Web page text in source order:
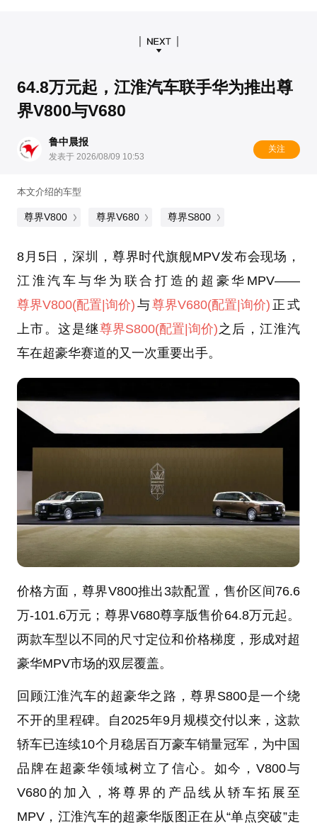
64.8万元起，江淮汽车联手华为推出尊
界V800与V680
鲁中晨报
发表于 2026/08/09 10:53
关注
本文介绍的车型
尊界V800 尊界V680 尊界S800
8月5日，深圳，尊界时代旗舰MPV发布会现场，
江淮汽车与华为联合打造的超豪华MPV——
尊界V800(配置 |询价) 与尊界V680(配置 |询价) 正式
上市。这是继尊界S800(配置 |询价) 之后，江淮汽
车在超豪华赛道的又一次重要出手。
价格方面，尊界V800推出3款配置，售价区间76.6
万-101.6万元；尊界V680尊享版售价64.8万元起。
两款车型以不同的尺寸定位和价格梯度，形成对超
豪华MPV市场的双层覆盖。
回顾江淮汽车的超豪华之路，尊界S800是一个绕
不开的里程碑。自2025年9月规模交付以来，这款
轿车已连续10个月稳居百万豪车销量冠军，为中国
品牌在超豪华领域树立了信心。如今，V800与
V680的加入，将尊界的产品线从轿车拓展至
MPV，江淮汽车的超豪华版图正在从“单点突破”走